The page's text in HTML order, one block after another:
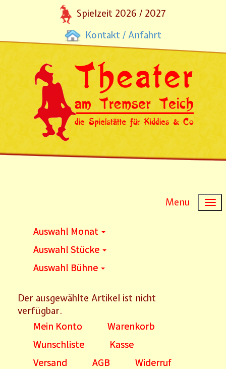
Spielzeit 2026 / 2027
Kontakt / Anfahrt
Menu
Auswahl Monat
Auswahl Stücke
Auswahl Bühne
Der ausgewählte Artikel ist nicht
verfügbar.
Mein Konto
Warenkorb
Wunschliste
Kasse
Versand
AGB
Widerruf